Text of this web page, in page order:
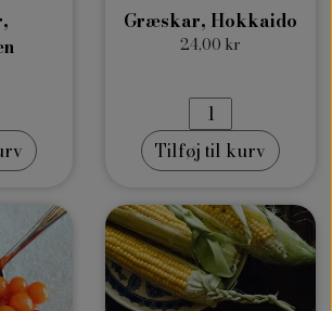
Græskar, Hokkaido
24,00 kr
Tilføj til kurv